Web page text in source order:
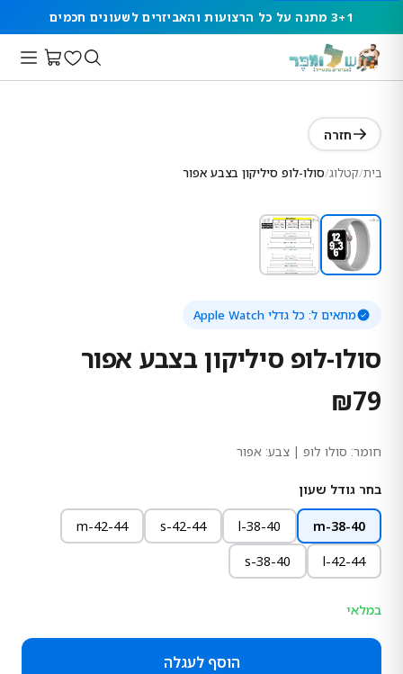
3+1 מתנה על כל הרצועות והאביזרים לשעונים חכמים
חזרה
בית/קטלוג/סולו-לופ סיליקון בצבע אפור
מתאים ל: כל גדלי Apple Watch
סולו-לופ סיליקון בצבע אפור
₪79
חומר: סולו לופ | צבע: אפור
בחר גודל שעון
38-40-m
38-40-l
42-44-s
42-44-m
42-44-l
38-40-s
במלאי
הוסף לעגלה